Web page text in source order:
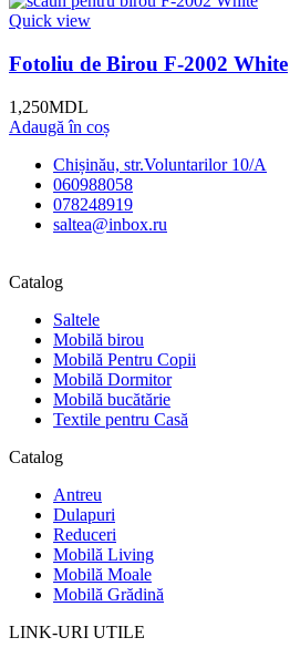
Quick view
Fotoliu de Birou F-2002 White
1,250MDL
Adaugă în coș
Chișinău, str.Voluntarilor 10/A
060988058
078248919
saltea@inbox.ru
Catalog
Saltele
Mobilă birou
Mobilă Pentru Copii
Mobilă Dormitor
Mobilă bucătărie
Textile pentru Casă
Catalog
Antreu
Dulapuri
Reduceri
Mobilă Living
Mobilă Moale
Mobilă Grădină
LINK-URI UTILE